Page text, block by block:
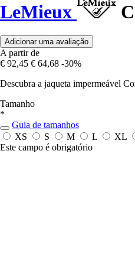
LeMieux
Adicionar uma avaliação
A partir de
€ 92,45 € 64,68 -30%
Descubra a jaqueta impermeável
Tamanho
*
Guia de tamanhos
XS
S M L XL
Este campo é obrigatório